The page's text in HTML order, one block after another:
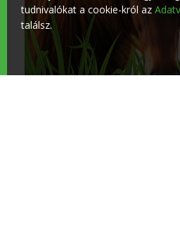
tudnivalókat a cookie-król az
találsz.